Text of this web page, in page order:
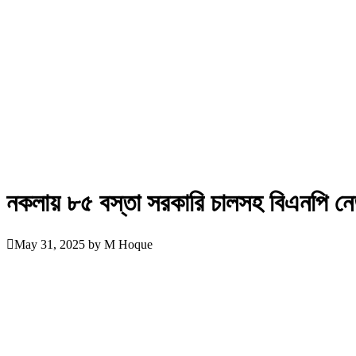
নকলায় ৮৫ বস্তা সরকারি চালসহ বিএনপি
May 31, 2025 by M Hoque